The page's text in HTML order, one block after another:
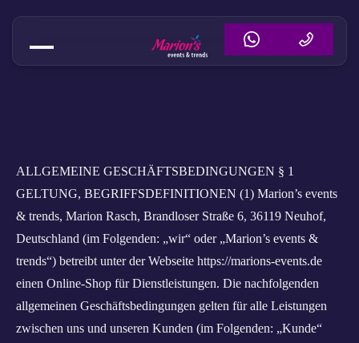
ALLGEMEINE GESCHÄFTSBEDINGUNGEN § 1
GELTUNG, BEGRIFFSDEFINITIONEN (1) Marion’s events
& trends, Marion Rasch, Brandloser Straße 6, 36119 Neuhof,
Deutschland (im Folgenden: „wir“ oder „Marion’s events &
trends“) betreibt unter der Webseite https://marions-events.de
einen Online-Shop für Dienstleistungen. Die nachfolgenden
allgemeinen Geschäftsbedingungen gelten für alle Leistungen
zwischen uns und unseren Kunden (im Folgenden: „Kunde“